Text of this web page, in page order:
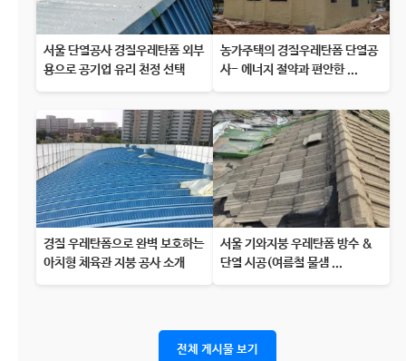
서울 단열공사 경질우레탄폼 외부
용으로 공기업 유리 천정 선택
농가주택의 경질우레탄폼 단열공
사- 에너지 절약과 편안한 ...
경질 우레탄폼으로 완벽 보호하는
아치형 체육관 지붕 공사 소개
서울 기와지붕 우레탄폼 방수 &
단열 시공(여름철 물샘 ...
전체 게시물 보기